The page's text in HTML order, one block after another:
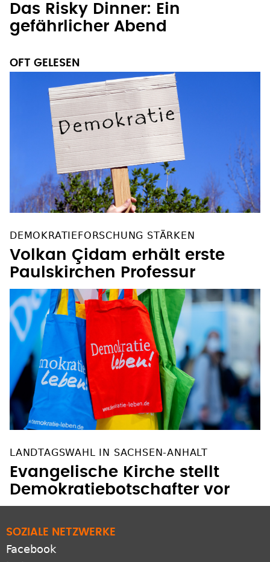
Das Risky Dinner: Ein
gefährlicher Abend
OFT GELESEN
DEMOKRATIEFORSCHUNG STÄRKEN
Volkan Çidam erhält erste
Paulskirchen Professur
LANDTAGSWAHL IN SACHSEN-ANHALT
Evangelische Kirche stellt
Demokratiebotschafter vor
SOZIALE NETZWERKE
Facebook